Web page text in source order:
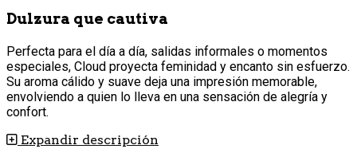
Dulzura que cautiva
Perfecta para el día a día, salidas informales o momentos
especiales, Cloud proyecta feminidad y encanto sin esfuerzo.
Su aroma cálido y suave deja una impresión memorable,
envolviendo a quien lo lleva en una sensación de alegría y
confort.
Expandir descripción